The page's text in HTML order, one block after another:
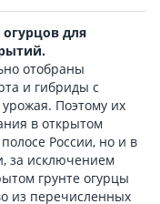
для
отобраны
и гибриды с
Поэтому их
в открытом
России, но и в
за исключением
грунте огурцы
из перечисленных